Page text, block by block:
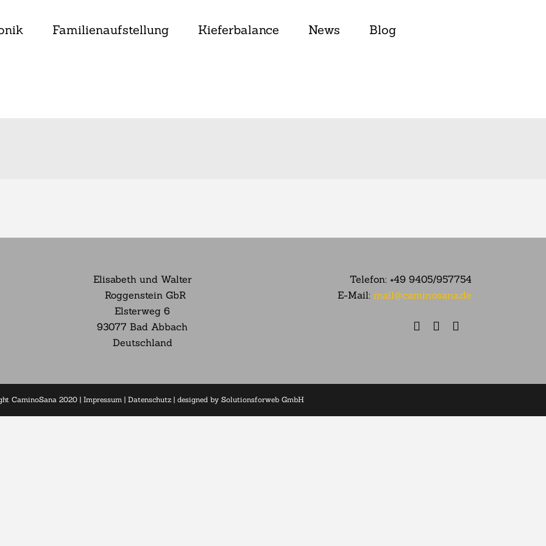
Familienaufstellung Kieferbalance News Blog
Elisabeth und Walter
Roggenstein GbR
Elsterweg6
93077 Bad Abbach
Deutschland
Telefon: +49 9405/957754
E-Mail: mail@caminosana.de
CaminoSana 2020 | Impressum| Datenschutz| designed by Solutionsforweb GmbH